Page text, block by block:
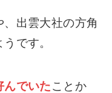
出雲大社の方角
です。
んでいたことか